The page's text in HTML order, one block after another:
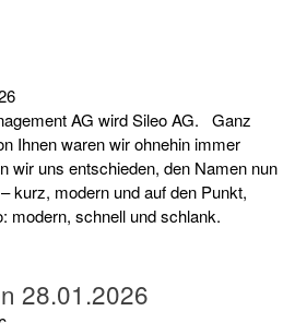
AG wird Sileo AG. Ganz
Ihnen waren wir ohnehin immer
wir uns entschieden, den Namen nun
kurz, modern und auf den Punkt,
modern, schnell und schlank.
28.01.2026